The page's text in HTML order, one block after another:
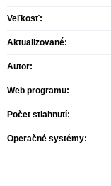
Veľkosť:
Aktualizované:
Autor:
Web programu:
Počet stiahnutí:
Operačné systémy: